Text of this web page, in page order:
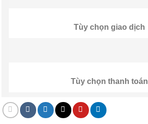
Tùy chọn giao dịch
Tùy chọn thanh toán